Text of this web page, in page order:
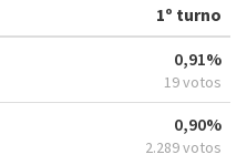
1º turno
0,91%
19 votos
0,90%
2.289 votos